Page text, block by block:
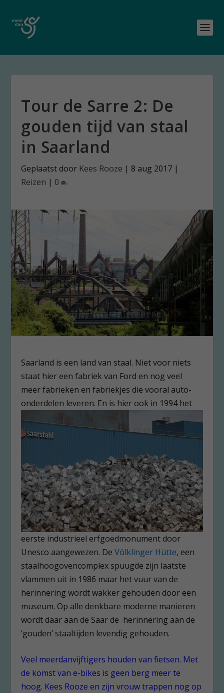
Tour de Sarre 2: De
gouden tijd van staal
in Saarland
Geplaatst door Kees Rooze | 8 aug 2017 |
Reizen | 0
Saarland is een land van staal. Niet voor niets
staat hier een fabriek van Ford en nog veel
meer fabrieken en fabriekjes die vooral auto-
onderdelen leveren. En is hier ook in 1994 het
eerste industrieel erfgoedmonument door
Unesco aangewezen. De Völklinger Hütte, een
staalhoogovencomplex spuugde zijn laatste
vlammen uit in 1986 maar het vuur van de
herinnering wordt wakker gehouden door een
museum. Op alle denkbare moderne manieren
wordt daar aan de Saar de herinnering aan de
‘gouden’ staaltijden levendig gehouden.
Veel meerdanvijftigers houden van fietsen. Met
de komst van e-bikes is geen berg meer te
hoog. Kees Rooze en zijn vrouw trappen nog op